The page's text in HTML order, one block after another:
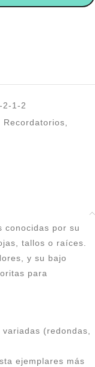
2-1-2
Recordatorios,
conocidas por su
tallos o raíces.
y su bajo
para
(redondas,
ejemplares más